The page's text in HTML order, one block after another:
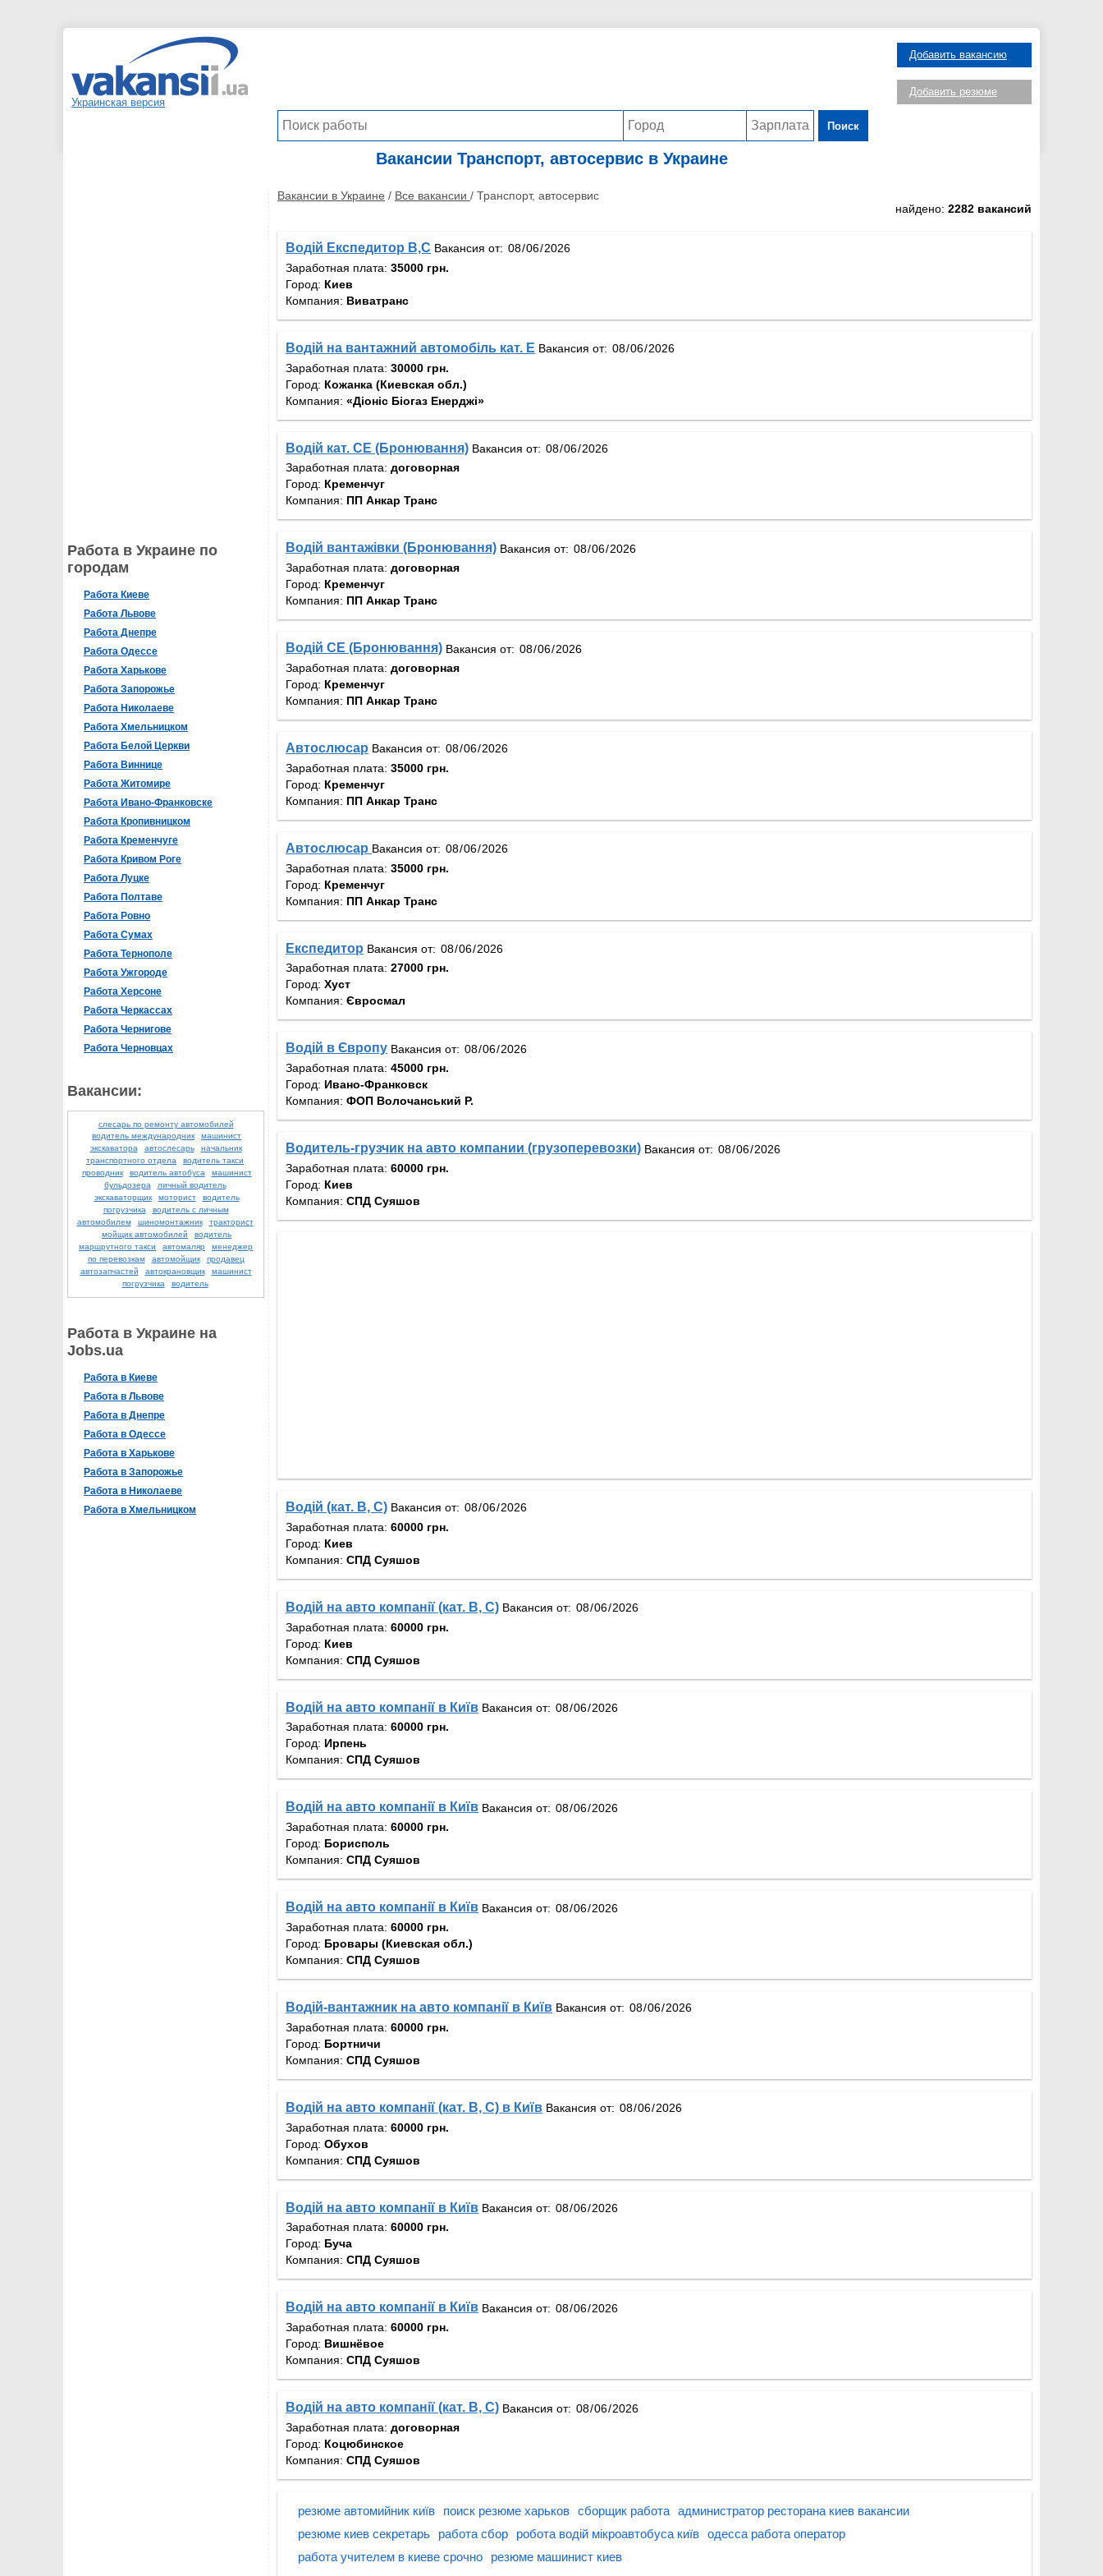
Украинская версия
Поиск
Добавить вакансию
Добавить резюме
Вакансии Транспорт, автосервис в Украине
Работа в Украине по
городам
Работа Киеве
Работа Львове
Работа Днепре
Работа Одессе
Работа Харькове
Работа Запорожье
Работа Николаеве
Работа Хмельницком
Работа Белой Церкви
Работа Виннице
Работа Житомире
Работа Ивано-Франковске
Работа Кропивницком
Работа Кременчуге
Работа Кривом Роге
Работа Луцке
Работа Полтаве
Работа Ровно
Работа Сумах
Работа Тернополе
Работа Ужгороде
Работа Херсоне
Работа Черкассах
Работа Чернигове
Работа Черновцах
Вакансии:
слесарь по ремонту автомобилей
водитель международник
машинист
экскаватора
автослесарь
начальник
транспортного отдела
водитель такси
проводник
водитель автобуса
машинист
бульдозера
личный водитель
экскаваторщик
моторист
водитель
погрузчика
водитель с личным
автомобилем
шиномонтажник
тракторист
мойщик автомобилей
водитель
маршрутного такси
автомаляр
менеджер
по перевозкам
автомойщик
продавец
автозапчастей
автокрановщик
машинист
погрузчика
водитель
Работа в Украине на
Jobs.ua
Работа в Киеве
Работа в Львове
Работа в Днепре
Работа в Одессе
Работа в Харькове
Работа в Запорожье
Работа в Николаеве
Работа в Хмельницком
Вакансии в Украине / Все вакансии / Транспорт, автосервис
найдено: 2282 вакансий
Водій Експедитор В,С Вакансия от:
Заработная плата: 35000 грн.
Город: Киев
Компания: Виватранс
Водій на вантажний автомобіль кат. Е Вакансия от:
Заработная плата: 30000 грн.
Город: Кожанка (Киевская обл.)
Компания: «Діоніс Біогаз Енерджі»
Водій кат. СЕ (Бронювання) Вакансия от:
Заработная плата: договорная
Город: Кременчуг
Компания: ПП Анкар Транс
Водій вантажівки (Бронювання) Вакансия от:
Заработная плата: договорная
Город: Кременчуг
Компания: ПП Анкар Транс
Водій СЕ (Бронювання) Вакансия от:
Заработная плата: договорная
Город: Кременчуг
Компания: ПП Анкар Транс
Автослюсар Вакансия от:
Заработная плата: 35000 грн.
Город: Кременчуг
Компания: ПП Анкар Транс
Автослюсар Вакансия от:
Заработная плата: 35000 грн.
Город: Кременчуг
Компания: ПП Анкар Транс
Експедитор Вакансия от:
Заработная плата: 27000 грн.
Город: Хуст
Компания: Євросмал
Водій в Європу Вакансия от:
Заработная плата: 45000 грн.
Город: Ивано-Франковск
Компания: ФОП Волочанський Р.
Водитель-грузчик на авто компании (грузоперевозки) Вакансия от:
Заработная плата: 60000 грн.
Город: Киев
Компания: СПД Суяшов
Водій (кат. B, С) Вакансия от:
Заработная плата: 60000 грн.
Город: Киев
Компания: СПД Суяшов
Водій на авто компанії (кат. В, С) Вакансия от:
Заработная плата: 60000 грн.
Город: Киев
Компания: СПД Суяшов
Водій на авто компанії в Київ Вакансия от:
Заработная плата: 60000 грн.
Город: Ирпень
Компания: СПД Суяшов
Водій на авто компанії в Київ Вакансия от:
Заработная плата: 60000 грн.
Город: Борисполь
Компания: СПД Суяшов
Водій на авто компанії в Київ Вакансия от:
Заработная плата: 60000 грн.
Город: Бровары (Киевская обл.)
Компания: СПД Суяшов
Водій-вантажник на авто компанії в Київ Вакансия от:
Заработная плата: 60000 грн.
Город: Бортничи
Компания: СПД Суяшов
Водій на авто компанії (кат. В, С) в Київ Вакансия от:
Заработная плата: 60000 грн.
Город: Обухов
Компания: СПД Суяшов
Водій на авто компанії в Київ Вакансия от:
Заработная плата: 60000 грн.
Город: Буча
Компания: СПД Суяшов
Водій на авто компанії в Київ Вакансия от:
Заработная плата: 60000 грн.
Город: Вишнёвое
Компания: СПД Суяшов
Водій на авто компанії (кат. В, С) Вакансия от:
Заработная плата: договорная
Город: Коцюбинское
Компания: СПД Суяшов
резюме автомийник київ поиск резюме харьков сборщик работа администратор ресторана киев вакансии
резюме киев секретарь
работа сбор робота водій мікроавтобуса київ одесса работа оператор
работа учителем в киеве срочно
резюме машинист киев